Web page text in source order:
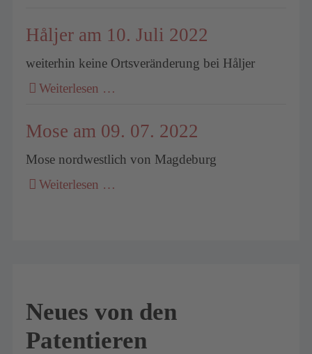
Håljer am 10. Juli 2022
weiterhin keine Ortsveränderung bei Håljer
Weiterlesen …
Mose am 09. 07. 2022
Mose nordwestlich von Magdeburg
Weiterlesen …
Neues von den
Patentieren